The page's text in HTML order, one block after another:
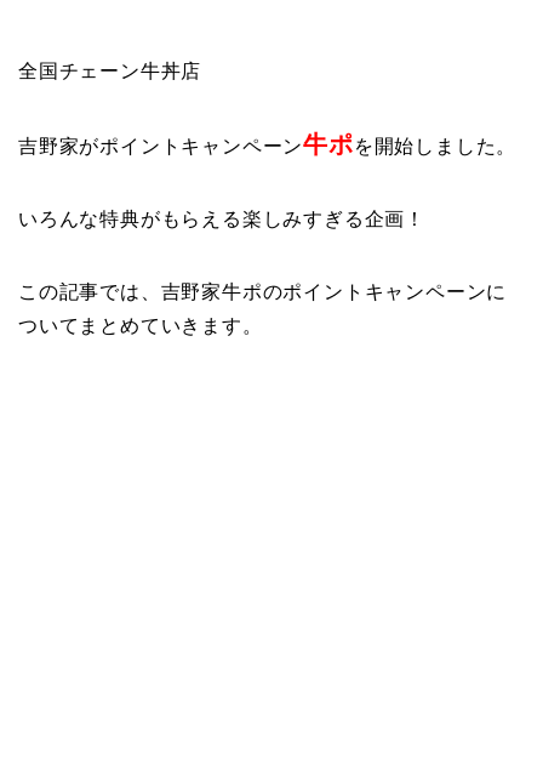
全国チェーン牛丼店
吉野家がポイントキャンペーン牛ポを開始しました。
いろんな特典がもらえる楽しみすぎる企画！
この記事では、吉野家牛ポのポイントキャンペーンに
ついてまとめていきます。